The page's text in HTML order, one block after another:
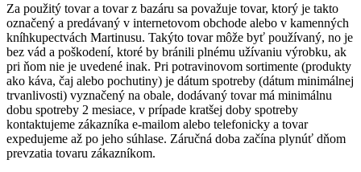
Za použitý tovar a tovar z bazáru sa považuje tovar, ktorý je takto
označený a predávaný v internetovom obchode alebo v kamenných
kníhkupectvách Martinusu. Takýto tovar môže byť používaný, no je
bez vád a poškodení, ktoré by bránili plnému užívaniu výrobku, ak
pri ňom nie je uvedené inak. Pri potravinovom sortimente (produkty
ako káva, čaj alebo pochutiny) je dátum spotreby (dátum minimálnej
trvanlivosti) vyznačený na obale, dodávaný tovar má minimálnu
dobu spotreby 2 mesiace, v prípade kratšej doby spotreby
kontaktujeme zákazníka e-mailom alebo telefonicky a tovar
expedujeme až po jeho súhlase. Záručná doba začína plynúť dňom
prevzatia tovaru zákazníkom.